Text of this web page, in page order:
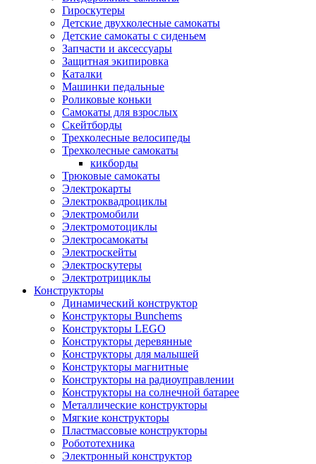
Гироскутеры
Детские двухколесные самокаты
Детские самокаты с сиденьем
Запчасти и аксессуары
Защитная экипировка
Каталки
Машинки педальные
Роликовые коньки
Самокаты для взрослых
Скейтборды
Трехколесные велосипеды
Трехколесные самокаты
кикборды
Трюковые самокаты
Электрокарты
Электроквадроциклы
Электромобили
Электромотоциклы
Электросамокаты
Электроскейты
Электроскутеры
Электротрициклы
Конструкторы
Динамический конструктор
Конструкторы Bunchems
Конструкторы LEGO
Конструкторы деревянные
Конструкторы для малышей
Конструкторы магнитные
Конструкторы на радиоуправлении
Конструкторы на солнечной батарее
Металлические конструкторы
Мягкие конструкторы
Пластмассовые конструкторы
Робототехника
Электронный конструктор